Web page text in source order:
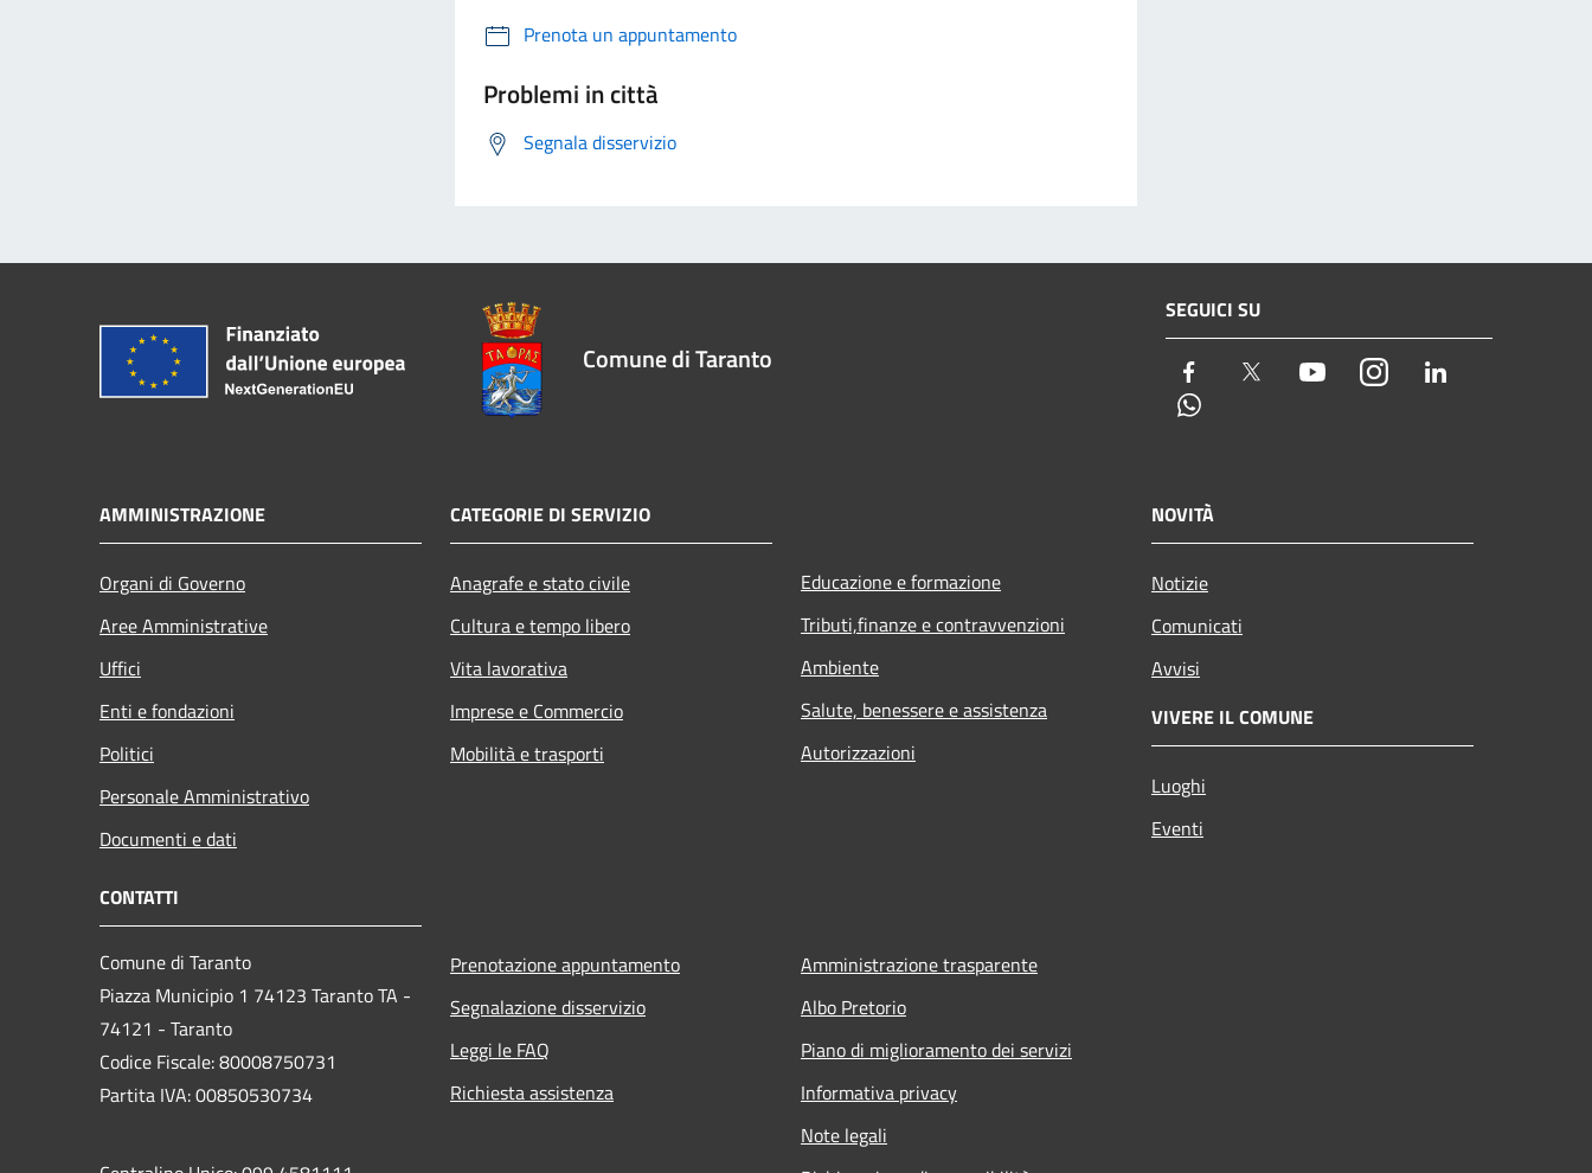
Prenota un appuntamento
Problemi in città
Segnala disservizio
Comune di Taranto
SEGUICI SU
Facebook Twitter YoutubeInstagram
AMMINISTRAZIONE
Organi di Governo
Aree Amministrative
Uffici
Enti e fondazioni
Politici
Personale Amministrativo
Documenti e dati
CATEGORIE DI SERVIZIO
Anagrafe e stato civile
Cultura e tempo libero
Vita lavorativa
Imprese e Commercio
Mobilità e trasporti
Educazione e formazione
Tributi,finanze e contravvenzioni
Ambiente
Salute, benessere e assistenza
Autorizzazioni
NOVITÀ
Notizie
Comunicati
Avvisi
VIVERE IL COMUNE
Luoghi
Eventi
CONTATTI
Comune di Taranto
Piazza Municipio 1 74123 Taranto TA -
74121 - Taranto
Codice Fiscale: 80008750731
Partita IVA: 00850530734
Prenotazione appuntamento
Segnalazione disservizio
Leggi le FAQ
Richiesta assistenza
Amministrazione trasparente
Albo Pretorio
Piano di miglioramento dei servizi
Informativa privacy
Note legali